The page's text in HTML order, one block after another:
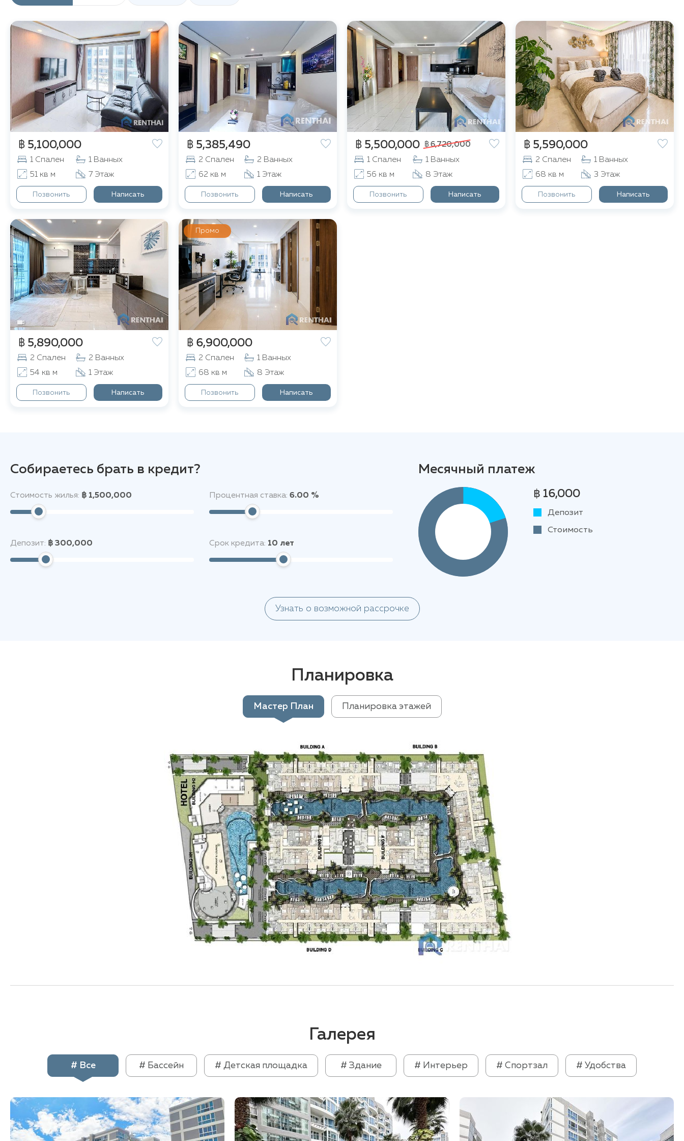
฿ 5,100,000
1 Спален
1 Ванных
51 кв м
7 Этаж
Позвонить Написать
฿ 5,385,490
2 Спален
2 Ванных
62 кв м
1 Этаж
Позвонить Написать
฿ 5,500,000 ฿ 6,720,000
1 Спален
1 Ванных
56 кв м
8 Этаж
Позвонить Написать
฿ 5,590,000
2 Спален
1 Ванных
68 кв м
3 Этаж
Позвонить Написать
฿ 5,890,000
2 Спален
2 Ванных
54 кв м
1 Этаж
Позвонить Написать
Промо
฿ 6,900,000
2 Спален
1 Ванных
68 кв м
8 Этаж
Позвонить Написать
Собираетесь брать в кредит?
Стоимость жилья: ฿ 1,500,000 Процентная ставка:6.00 %
Депозит: ฿ 300,000 Срок кредита: 10 лет
Месячный платеж
฿ 16,000
Депозит
Стоимость
Узнать о возможной рассрочке
Планировка
Мастер План Планировка этажей
Галерея
# Все # Бассейн # Детская площадка # Здание # Интерьер # Спортзал # Удобства